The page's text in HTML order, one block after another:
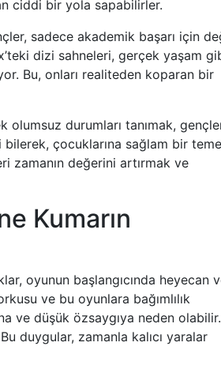
ciddi bir yola sapabilirler.
sadece akademik başarı için
dizi sahneleri, gerçek yaşam
Bu, onları realiteden koparan bir
olumsuz durumları tanımak,
çocuklarına sağlam bir
zamanın değerini artırmak ve
Kumarın
oyunun başlangıcında heyecan
ve bu oyunlara bağımlılık
ve düşük özsaygıya neden olabilir.
duygular, zamanla kalıcı yaralar